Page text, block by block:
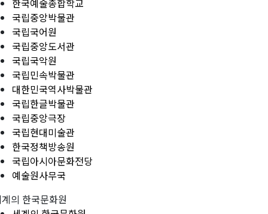
한국예술종합학교
국립중앙박물관
국립국어원
국립중앙도서관
국립국악원
국립민속박물관
대한민국역사박물관
국립한글박물관
국립중앙극장
국립현대미술관
한국정책방송원
국립아시아문화전당
예술원사무국
의 한국문화원